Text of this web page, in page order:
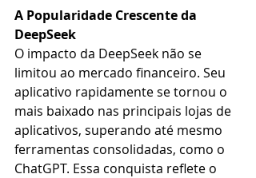
A Popularidade Crescente da
DeepSeek
O impacto da DeepSeek não se
limitou ao mercado financeiro. Seu
aplicativo rapidamente se tornou o
mais baixado nas principais lojas de
aplicativos, superando até mesmo
ferramentas consolidadas, como o
ChatGPT. Essa conquista reflete o